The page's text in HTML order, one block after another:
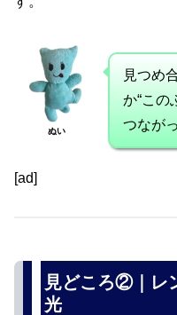
ぬい
見つめ
か“この
つなが
[ad]
見どころ②｜レ
光